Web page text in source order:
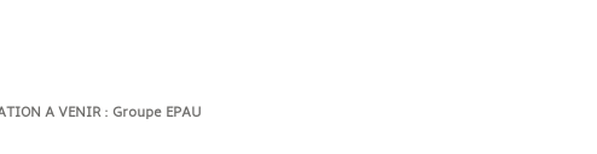
A VENIR : Groupe EPAU